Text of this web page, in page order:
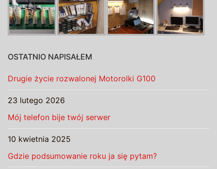
OSTATNIO NAPISAŁEM
Drugie życie rozwalonej Motorolki G100
23 lutego 2026
Mój telefon bije twój serwer
10 kwietnia 2025
Gdzie podsumowanie roku ja się pytam?